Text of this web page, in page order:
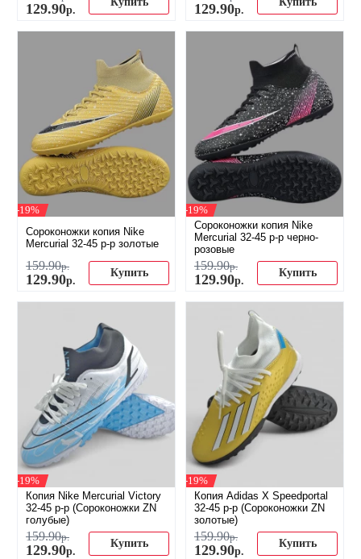
129.90р. 129.90р.
-19%
Сороконожки копия Nike
Mercurial 32-45 р-р золотые
159.90р.
129.90р.
Купить
-19%
Сороконожки копия Nike
Mercurial 32-45 р-р черно-
розовые
159.90р.
129.90р.
Купить
-19%
Копия Nike Mercurial Victory
32-45 р-р (Сороконожки ZN
голубые)
159.90р.
129.90р.
Купить
-19%
Копия Adidas X Speedportal
32-45 р-р (Сороконожки ZN
золотые)
159.90р.
129.90р.
Купить